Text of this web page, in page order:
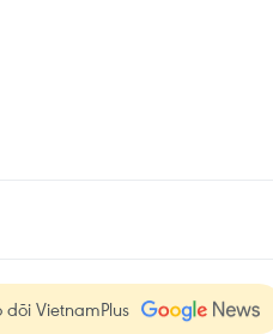
dõi VietnamPlus